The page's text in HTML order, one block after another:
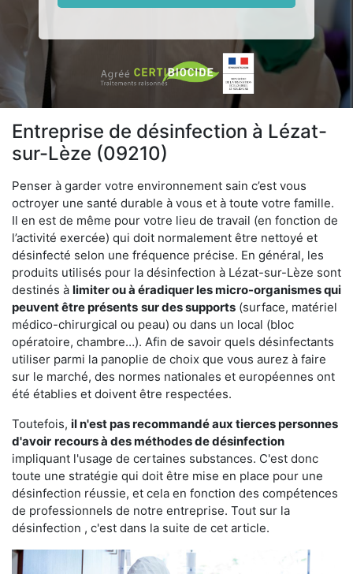
Entreprise de désinfection à Lézat-
sur-Lèze (09210)
Penser à garder votre environnement sain c’est vous
octroyer une santé durable à vous et à toute votre famille.
Il en est de même pour votre lieu de travail (en fonction de
l’activité exercée) qui doit normalement être nettoyé et
désinfecté selon une fréquence précise. En général, les
produits utilisés pour la désinfection à Lézat-sur-Lèze sont
destinés à limiter ou à éradiquer les micro-organismes qui
peuvent être présents sur des supports (surface, matériel
médico-chirurgical ou peau) ou dans un local (bloc
opératoire, chambre…). Afin de savoir quels désinfectants
utiliser parmi la panoplie de choix que vous aurez à faire
sur le marché, des normes nationales et européennes ont
été établies et doivent être respectées.
Toutefois, il n'est pas recommandé aux tierces personnes
d'avoir recours à des méthodes de désinfection
impliquant l'usage de certaines substances. C'est donc
toute une stratégie qui doit être mise en place pour une
désinfection réussie, et cela en fonction des compétences
de professionnels de notre entreprise. Tout sur la
désinfection , c'est dans la suite de cet article.